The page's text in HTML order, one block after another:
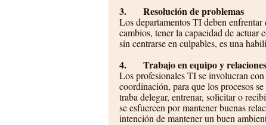
3.       Resolución de problemas
Los departamentos TI deben
cambios, tener la capacidad de actuar
sin centrarse en culpables, es una
4.       Trabajo en equipo y
Los profesionales TI se involucran
coordinación, para que los procesos
traba delegar, entrenar, solicitar o
se esfuercen por mantener buenas
intención de mantener un buen